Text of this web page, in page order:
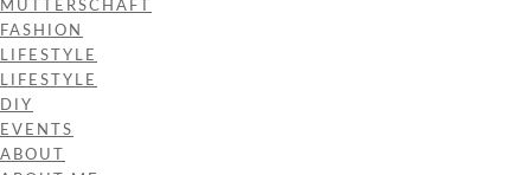
MUTTERSCHAFT
FASHION
LIFESTYLE
LIFESTYLE
DIY
EVENTS
ABOUT